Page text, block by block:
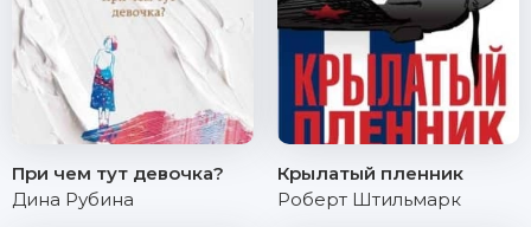
При чем тут девочка?
Дина Рубина
Крылатый пленник
Роберт Штильмарк